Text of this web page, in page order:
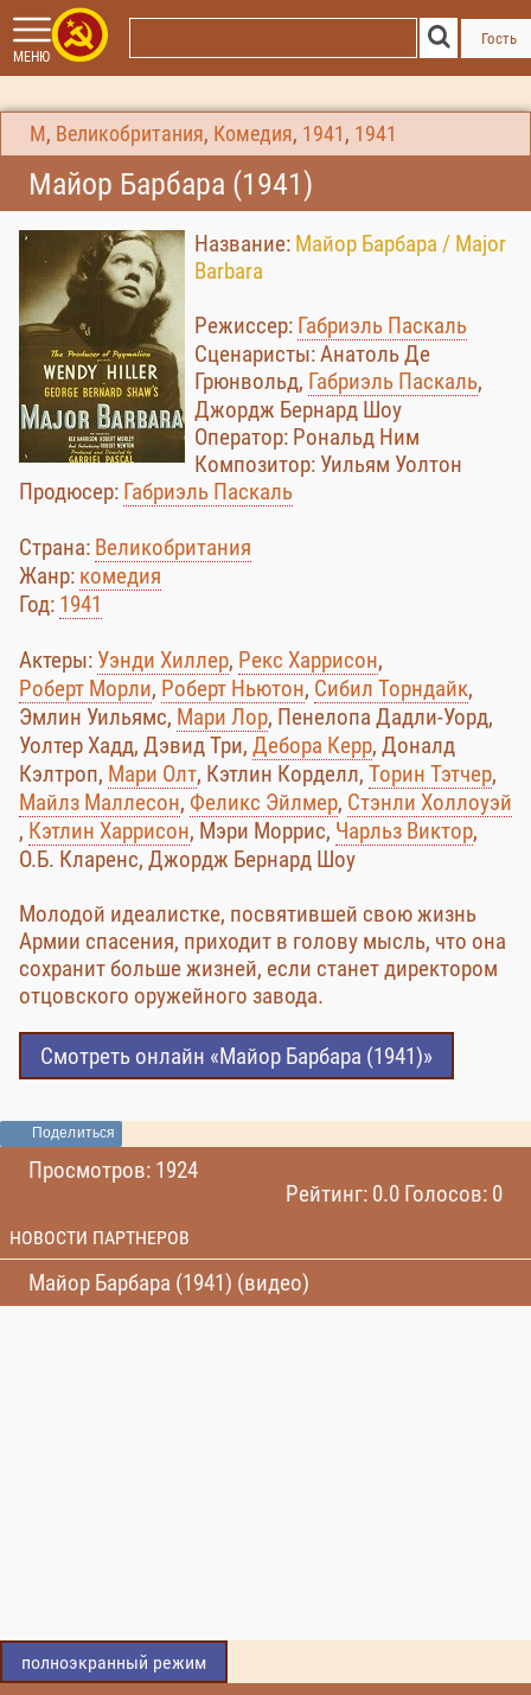
МЕНЮ
Гость
М , Великобритания, Комедия, 1941 , 1941
Майор Барбара (1941)
Название: Майор Барбара / Major
Barbara
Режиссер: Габриэль Паскаль
Сценаристы: Анатоль Де
Грюнвольд, Габриэль Паскаль,
Джордж Бернард Шоу
Оператор: Рональд Ним
Композитор: Уильям Уолтон
Продюсер: Габриэль Паскаль
Страна: Великобритания
Жанр: комедия
Год: 1941
Актеры: Уэнди Хиллер, Рекс Харрисон,
Роберт Морли, Роберт Ньютон, Сибил Торндайк,
Эмлин Уильямс, Мари Лор, Пенелопа Дадли-Уорд,
Уолтер Хадд, Дэвид Три, Дебора Керр, Доналд
Кэлтроп, Мари Олт, Кэтлин Корделл, Торин Тэтчер,
Майлз Маллесон, Феликс Эйлмер, Стэнли Холлоуэй
, Кэтлин Харрисон, Мэри Моррис, Чарльз Виктор,
О.Б. Кларенс, Джордж Бернард Шоу
Молодой идеалистке, посвятившей свою жизнь
Армии спасения, приходит в голову мысль, что она
сохранит больше жизней, если станет директором
отцовского оружейного завода.
Смотреть онлайн «Майор Барбара (1941)»
Поделиться
Просмотров: 1924
Рейтинг: 0.0 Голосов: 0
НОВОСТИ ПАРТНЕРОВ
Майор Барбара (1941) (видео)
полноэкранный режим